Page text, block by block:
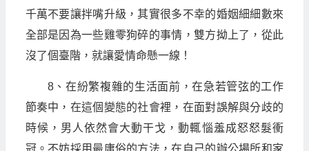
千萬不要讓拌嘴升級，其實很多不幸的婚姻細細數來
全部是因為一些雞零狗碎的事情，雙方拗上了，從此
沒了個臺階，就讓愛情命懸一線！
8、在紛繁複雜的生活面前，在急若管弦的工作
節奏中，在這個變態的社會裡，在面對誤解與分歧的
時候，男人依然會大動干戈，動輒惱羞成怒怒髮衝
冠。不妨採用最庸俗的方法，在自己的辦公場所和家